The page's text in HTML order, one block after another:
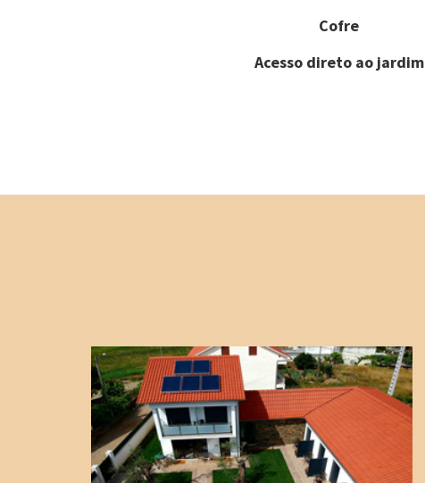
Cofre
Acesso direto ao jardim